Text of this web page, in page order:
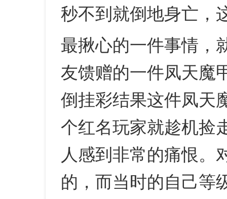
秒不到就倒地身亡，
最揪心的一件事情，
友馈赠的一件凤天魔
倒挂彩结果这件凤天
个红名玩家就趁机捡
人感到非常的痛恨。
的，而当时的自己等